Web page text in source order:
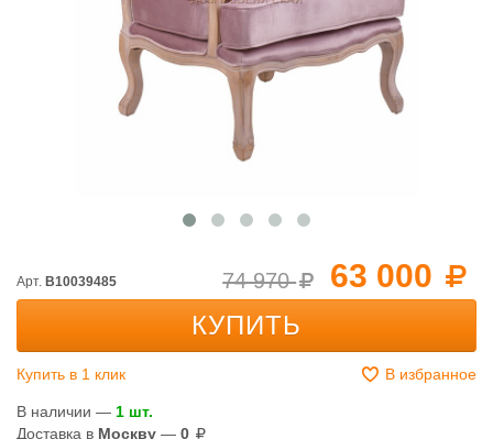
63 000
74 970
Арт. B10039485
КУПИТЬ
Купить в 1 клик В избранное
В наличии — 1 шт.
Доставка в Москву — 0